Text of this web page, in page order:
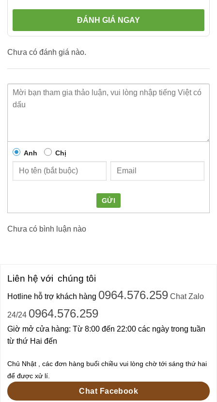
ĐÁNH GIÁ NGAY
Chưa có đánh giá nào.
Anh Chị
GỬI
Chưa có bình luận nào
Liên hệ với chúng tôi
Hotline hỗ trợ khách hàng 0964.576.259Chat Zalo
24/24 0964.576.259
Giờ mở cửa hàng: Từ 8:00 đến 22:00 các ngày trong tuần
từ thứ Hai đến
Chủ Nhật , các đơn hàng buổi chiều vui lòng chờ tới sáng thứ hai
để được xử lí.
Chat Facebook